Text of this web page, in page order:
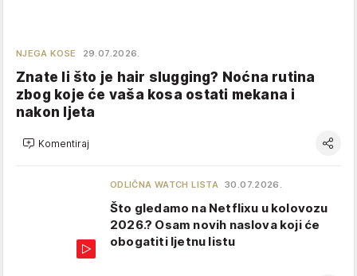
NJEGA KOSE 29.07.2026.
Znate li što je hair slugging? Noćna rutina
zbog koje će vaša kosa ostati mekana i
nakon ljeta
Komentiraj
ODLIČNA WATCH LISTA 30.07.2026.
Što gledamo na Netflixu u kolovozu
2026.? Osam novih naslova koji će
obogatiti ljetnu listu